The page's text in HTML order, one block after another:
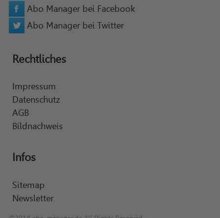
Abo Manager bei Facebook
Abo Manager bei Twitter
Rechtliches
Impressum
Datenschutz
AGB
Bildnachweis
Infos
Sitemap
Newsletter